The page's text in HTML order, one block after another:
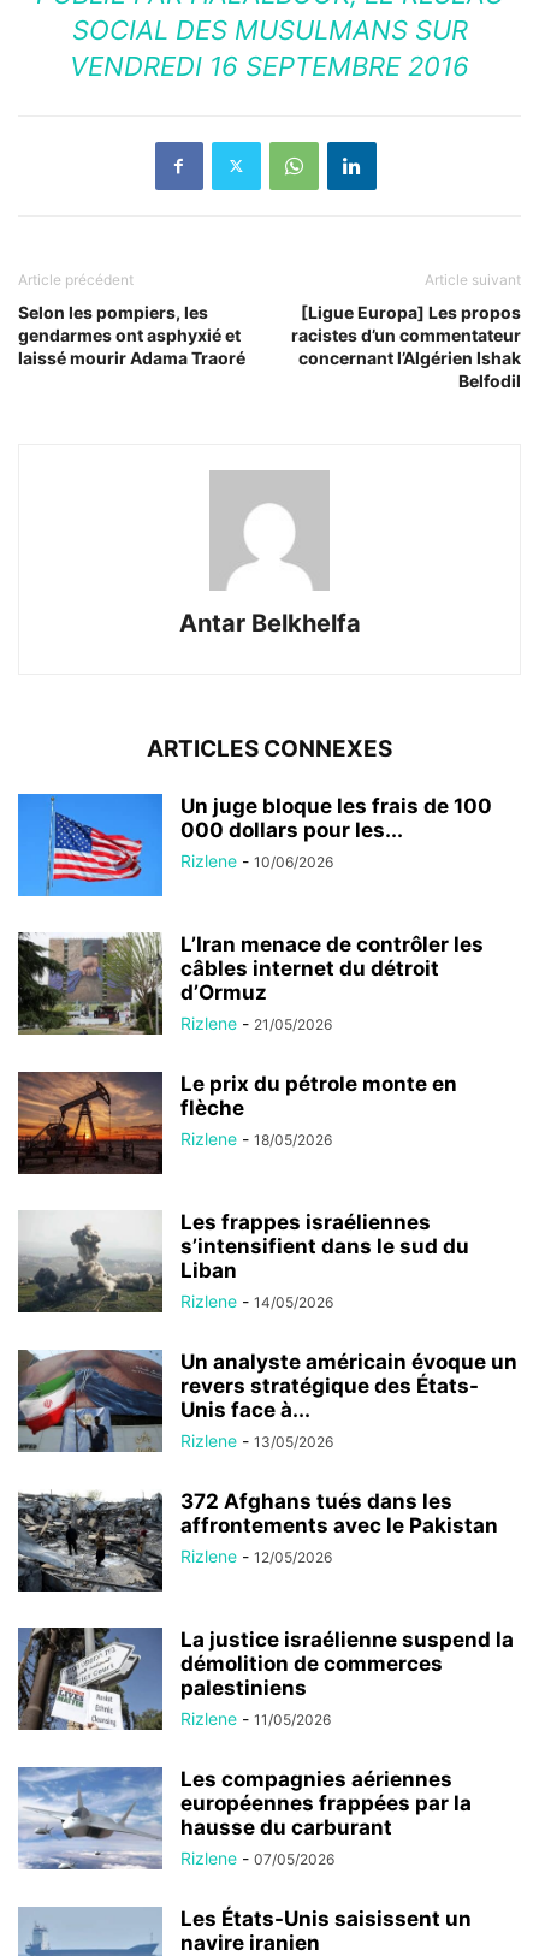
SOCIAL DES MUSULMANSSUR
VENDREDI 16 SEPTEMBRE 2016
Article précédent
Selon les pompiers, les
gendarmes ont asphyxié et
laissé mourir Adama Traoré
Article suivant
[Ligue Europa] Les propos
racistes d’un commentateur
concernant l’Algérien Ishak
Belfodil
Antar Belkhelfa
ARTICLES CONNEXES
Un juge bloque les frais de 100
000 dollars pour les...
Rizlene - 10/06/2026
L’Iran menace de contrôler les
câbles internet du détroit
d’Ormuz
Rizlene - 21/05/2026
Le prix du pétrole monte en
flèche
Rizlene - 18/05/2026
Les frappes israéliennes
s’intensifient dans le sud du
Liban
Rizlene - 14/05/2026
Un analyste américain évoque un
revers stratégique des États-
Unis face à...
Rizlene - 13/05/2026
372 Afghans tués dans les
affrontements avec le Pakistan
Rizlene - 12/05/2026
La justice israélienne suspend la
démolition de commerces
palestiniens
Rizlene - 11/05/2026
Les compagnies aériennes
européennes frappées par la
hausse du carburant
Rizlene - 07/05/2026
Les États-Unis saisissent un
navire iranien